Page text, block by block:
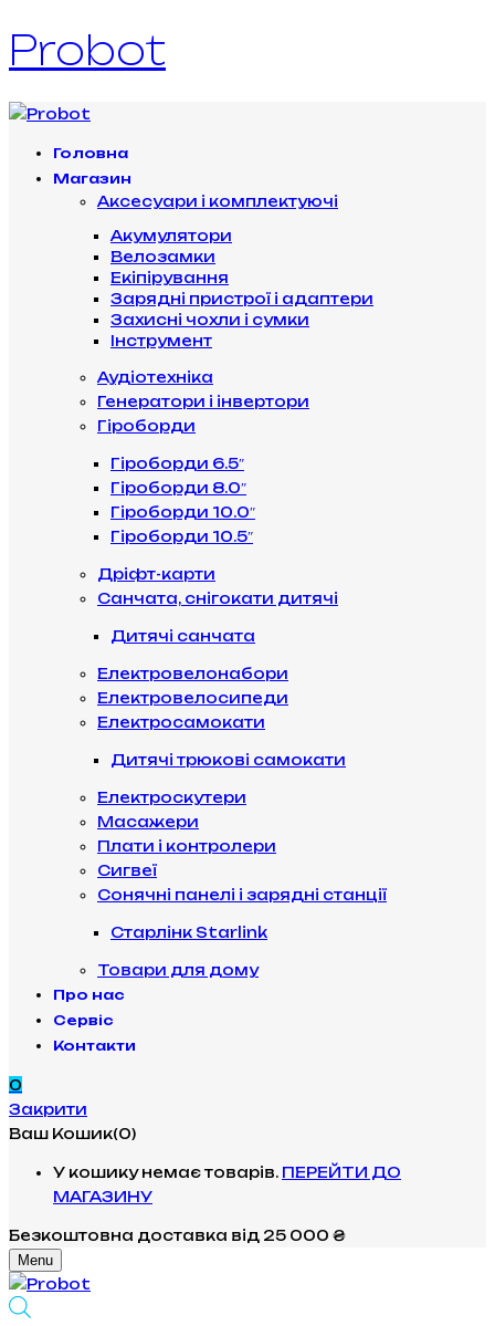
Probot
Головна
Магазин
Аксесуари і комплектуючі
Акумулятори
Велозамки
Екіпірування
Зарядні пристрої і адаптери
Захисні чохли і сумки
Інструмент
Аудіотехніка
Генератори і інвертори
Гіроборди
Гіроборди 6.5″
Гіроборди 8.0″
Гіроборди 10.0″
Гіроборди 10.5″
Дріфт-карти
Санчата, снігокати дитячі
Дитячі санчата
Електровелонабори
Електровелосипеди
Електросамокати
Дитячі трюкові самокати
Електроскутери
Масажери
Плати і контролери
Сигвеї
Сонячні панелі і зарядні станції
Старлінк Starlink
Товари для дому
Про нас
Сервіс
Контакти
0
Закрити
Ваш Кошик(0)
У кошику немає товарів. ПЕРЕЙТИ ДО
МАГАЗИНУ
Безкоштовна доставка від 25 000 ₴
Menu